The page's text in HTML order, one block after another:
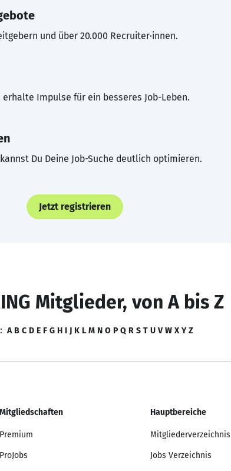
und über 20.000 Recruiter·innen.
Impulse für ein besseres Job-Leben.
Du Deine Job-Suche deutlich optimieren.
Jetzt registrieren
Mitglieder, von A bis Z
A B C D E F G H I J K L M N O P Q R S T U V W X Y Z
Mitgliedschaften
Premium
ProJobs
Hauptbereiche
Mitgliederverzeichnis
Jobs Verzeichnis